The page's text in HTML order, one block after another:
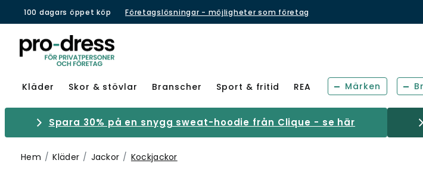
100 dagars öppet köp Företagslösningar - möjligheter som företag
Kläder Skor & stövlar Branscher Sport & fritid REA Märken
Spara 30% på en snygg sweat-hoodie från Clique - se här
Hem Kläder Jackor Kockjackor